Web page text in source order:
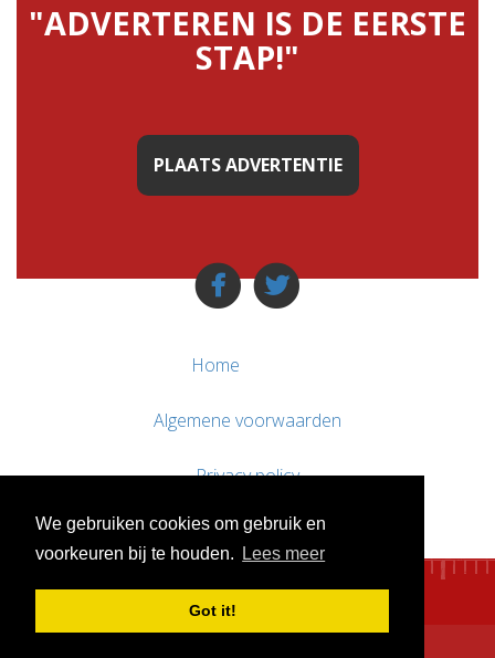
We gebruiken cookies om gebruik en
voorkeuren bij te houden.
Lees meer
Got it!
"ADVERTEREN IS DE EERSTE
STAP!"
PLAATS ADVERTENTIE
Home
Algemene voorwaarden
Privacy policy
Contact / Support